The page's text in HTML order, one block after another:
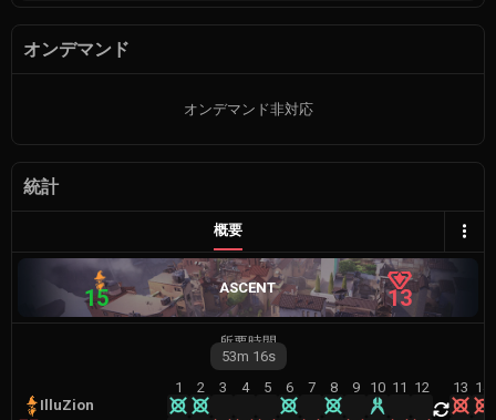
オンデマンド
オンデマンド非対応
統計
概要
15 ASCENT 13
所要時間
53m 16s
IlluZion
1 2 3 4 5 6 7 8 9 10 11 12 13 14